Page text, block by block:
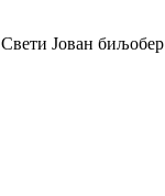
Свети Јован биљобер